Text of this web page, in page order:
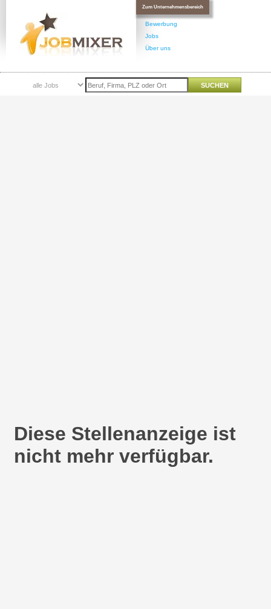
Zum Unternehmensbereich
Bewerbung
Jobs
Über uns